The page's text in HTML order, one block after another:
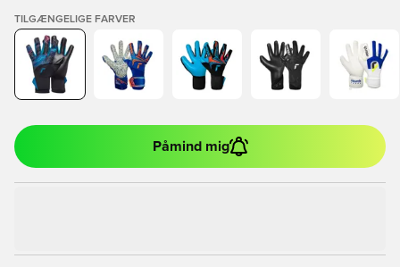
TILGÆNGELIGE FARVER
Påmind mig